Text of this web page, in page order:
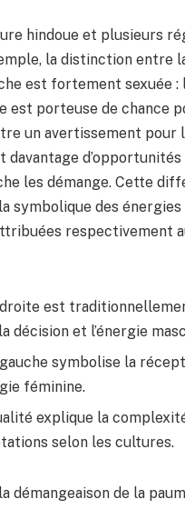
hindoue et plusieurs
la distinction entre
est fortement sexuée :
est porteuse de chance
un avertissement pour
davantage
les démange. Cette
symbolique des
respectivement
droite est
décision et l’énergie
symbolise la
féminine.
explique la
selon les cultures.
démangeaison de la